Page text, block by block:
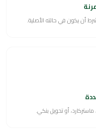
أو تحويل بنكي.